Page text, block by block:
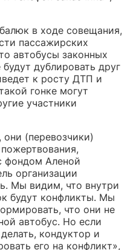
в ходе совещания,
пассажирских
автобусы законных
дублировать друг
к росту ДТП и
гонке могут
участники
они (перевозчики)
фондом Аленой
организации
Мы видим, что внутри
будут конфликты. Мы
что они не
автобус. Но если
кондуктор и
его на конфликт»,